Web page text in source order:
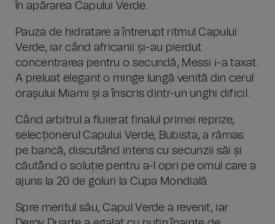
în apărarea Capului Verde.
Pauza de hidratare a întrerupt ritmul Capului
Verde, iar când africanii și-au pierdut
concentrarea pentru o secundă, Messi i-a taxat.
A preluat elegant o minge lungă venită din cerul
orașului Miami și a înscris dintr-un unghi dificil.
Când arbitrul a fluierat finalul primei reprize,
selecționerul Capului Verde, Bubista, a rămas
pe bancă, discutând intens cu secunzii săi și
căutând o soluție pentru a-l opri pe omul care a
ajuns la 20 de goluri la Cupa Mondială.
Spre meritul său, Capul Verde a revenit, iar